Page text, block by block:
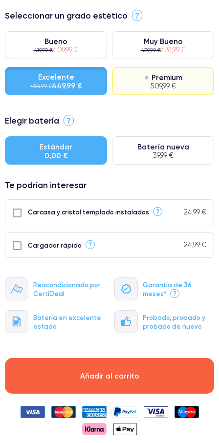
Reacondicionado por
CertiDeal
Garantía de 36
meses*
?
Batería en excelente
estado
Probado, probado y
probado de nuevo
Seleccionar un grado estético ?
Bueno
419,99 €409,99 €
Muy Bueno
439,99 €431,99 €
Excelente
454,99 €449,99 €
⭐ Premium
509,99 €
⭐ Premium
● Batería: uso intensivo.
● Solo el 5% de nuestros teléfonos tienen una categoría Premium.
Elegir batería ?
Estándar
0,00 €
Batería nueva
39,99 €
Te podrían interesar
Carcasa y cristal templado instalados ? 24,99 €
Cargador rápido ? 24,99 €
Añadir al carrito